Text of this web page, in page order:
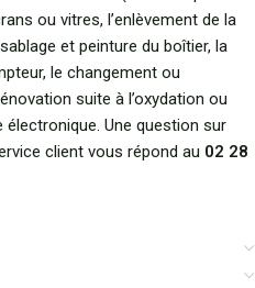
ou vitres, l’enlèvement de la
et peinture du boîtier, la
le changement ou
suite à l’oxydation ou
Une question sur
client vous répond au 02 28